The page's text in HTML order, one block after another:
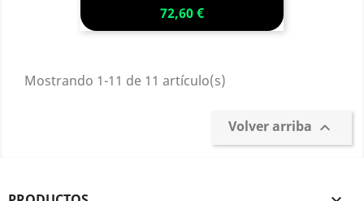
72,60 €
Mostrando 1-11 de 11 artículo(s)
Volver arriba 